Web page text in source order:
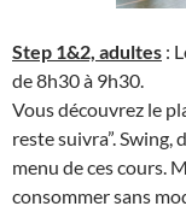
Step 1&2, adultes :
de 8h30 à 9h30.
Vous découvrez le
reste suivra”.
menu de ces cours.
consommer sans